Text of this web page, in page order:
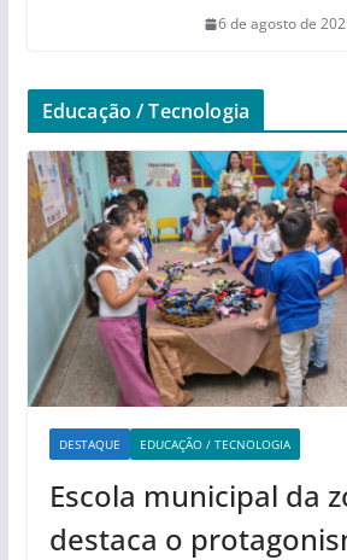
6 de agosto de
Educação / Tecnologia
DESTAQUE EDUCAÇÃO / TECNOLOGIA
Escola municipal da
destaca o